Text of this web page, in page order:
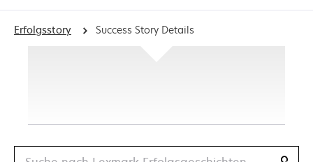
Erfolgsstory Success Story Details
Suche